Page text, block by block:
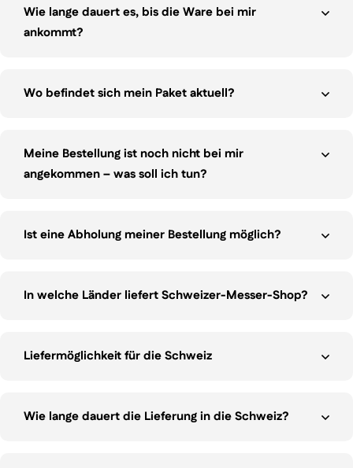
Wie lange dauert es, bis die Ware bei mir
ankommt?
Wo befindet sich mein Paket aktuell?
Meine Bestellung ist noch nicht bei mir
angekommen – was soll ich tun?
Ist eine Abholung meiner Bestellung möglich?
In welche Länder liefert Schweizer-Messer-Shop?
Liefermöglichkeit für die Schweiz
Wie lange dauert die Lieferung in die Schweiz?